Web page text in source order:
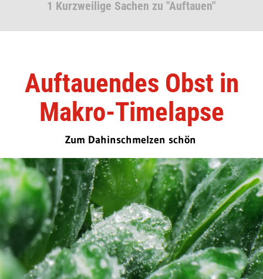
1 Kurzweilige Sachen zu "Auftauen"
Auftauendes Obst in
Makro-Timelapse
Zum Dahinschmelzen schön